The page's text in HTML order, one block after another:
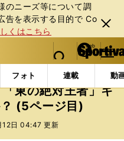
のニーズ等について調
告を表⽰する⽬的で Co
くはこちら
閉じ
る
web Sportiva (webスポルティーバ)
検索
マイペ
ー
ジ
メニュ
フォト 連載 動
スケットボール NBA
東の絶対王者」キ
(5ページ目)
12日 04:47 更新